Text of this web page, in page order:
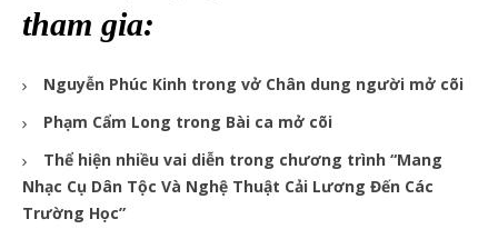
tham gia:
Nguyễn Phúc Kinh trong vở Chân dung người mở cõi
Phạm Cẩm Long trong Bài ca mở cõi
Thể hiện nhiều vai diễn trong chương trình “Mang
Nhạc Cụ Dân Tộc Và Nghệ Thuật Cải Lương Đến Các
Trường Học”